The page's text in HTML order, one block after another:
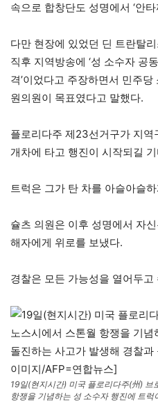
속으로 합창단도 성명에서 ‘안
다만 현장에 있었던 딘 트란탈
직후 지역방송에 ‘성 소수자 공
격’이었다고 주장하면서 민주
원의원이 목표였다고 말했다.
플로리다주 제23선거구가 지
개차에 타고 행진이 시작되길
트럭은 그가 탄 차를 아슬아슬
슐츠 의원은 이후 성명에서 자
해자에게 위로를 보냈다.
경찰은 모든 가능성을 열어두고
19일(현지시간) 미국 플로리다주(州)
항쟁을 기념하는 성 소수자 행진에 트